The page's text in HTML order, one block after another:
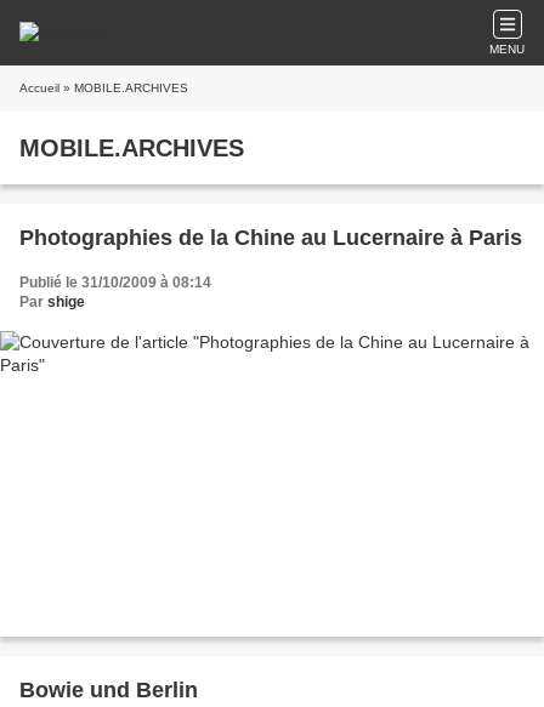
MENU
Accueil » MOBILE.ARCHIVES
MOBILE.ARCHIVES
Photographies de la Chine au Lucernaire à Paris
Publié le 31/10/2009 à 08:14
Par shige
Bowie und Berlin